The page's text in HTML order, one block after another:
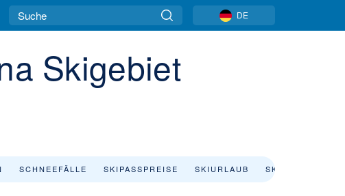
DE
Skigebiet
SCHNEEFÄLLE SKIPASSPREISE SKIURLAUB SKIVERLEIH